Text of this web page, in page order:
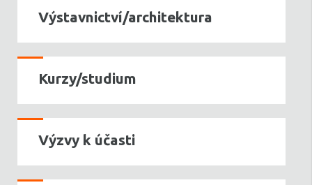
Výstavnictví/architektura
Kurzy/studium
Výzvy k účasti